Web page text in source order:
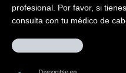
profesional. Por favor, si
consulta con tu médico de